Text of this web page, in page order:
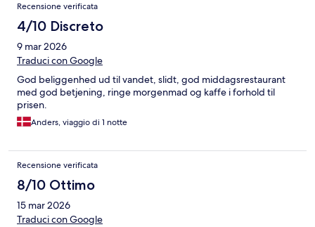
Recensione verificata
4/10 Discreto
9 mar 2026
Traduci con Google
God beliggenhed ud til vandet, slidt, god middagsrestaurant
med god betjening, ringe morgenmad og kaffe i forhold til
prisen.
Anders, viaggio di 1 notte
Recensione verificata
8/10 Ottimo
15 mar 2026
Traduci con Google